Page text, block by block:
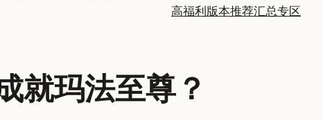
高福利版本推荐汇总专区
就玛法至尊？